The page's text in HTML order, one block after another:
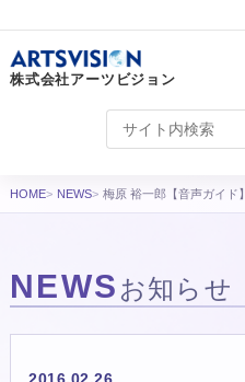
株式会社アーツビジョン
HOME NEWS 梅原 裕一郎【音声ガイド】
NEWS お知らせ